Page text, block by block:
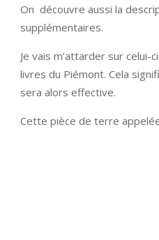
On découvre aussi la
supplémentaires.
Je vais m’attarder sur
livres du Piémont. Cela
sera alors effective.
Cette pièce de terre